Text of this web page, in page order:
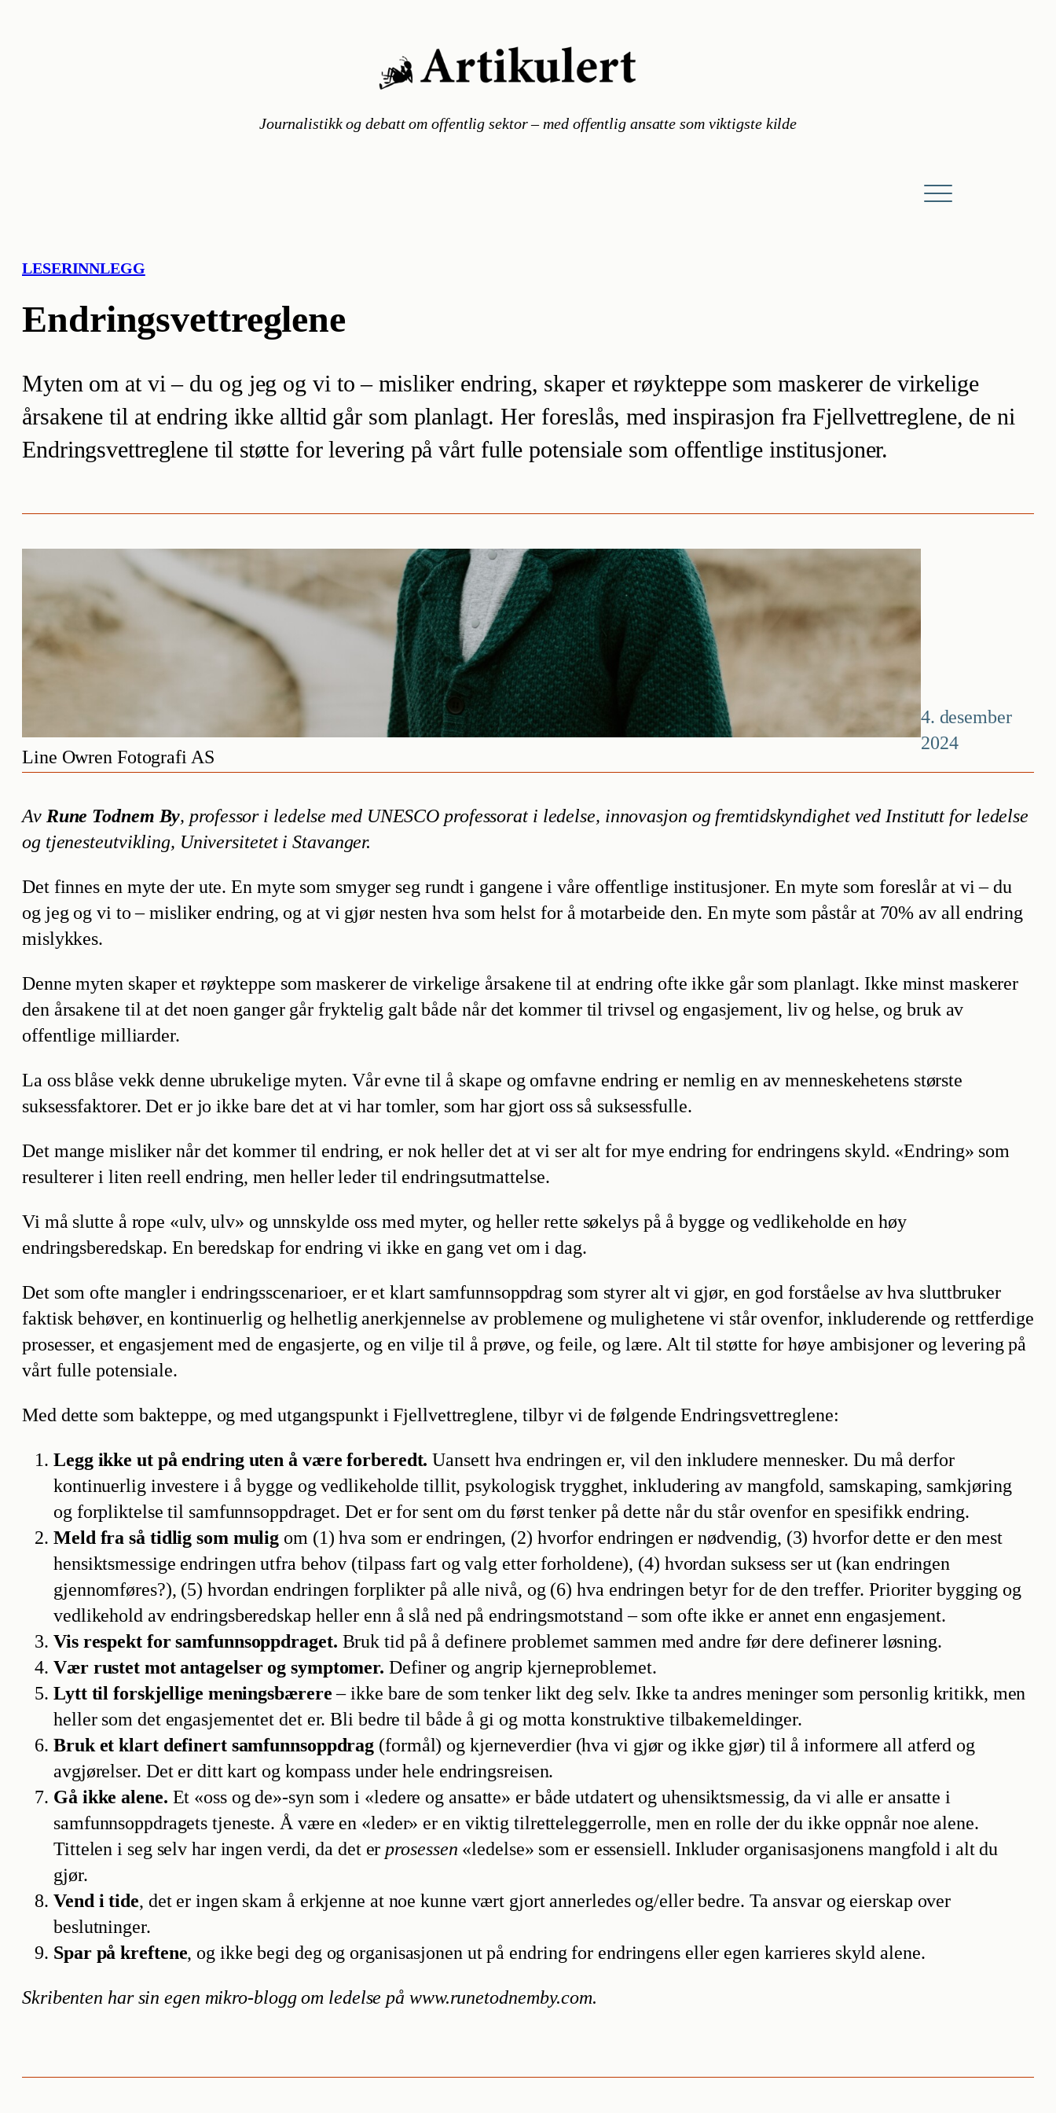
Journalistikk og debatt om offentlig sektor – med offentlig ansatte som viktigste kilde
LESERINNLEGG
Endringsvettreglene
Myten om at vi – du og jeg og vi to – misliker endring, skaper et røykteppe som maskerer de virkelige
årsakene til at endring ikke alltid går som planlagt. Her foreslås, med inspirasjon fra Fjellvettreglene, de ni
Endringsvettreglene til støtte for levering på vårt fulle potensiale som offentlige institusjoner.
Line Owren Fotografi AS
4. desember
2024
Av Rune Todnem By, professor i ledelse med UNESCO professorat i ledelse, innovasjon og fremtidskyndighet ved Institutt for ledelse
og tjenesteutvikling, Universitetet i Stavanger.
Det finnes en myte der ute. En myte som smyger seg rundt i gangene i våre offentlige institusjoner. En myte som foreslår at vi – du
og jeg og vi to – misliker endring, og at vi gjør nesten hva som helst for å motarbeide den. En myte som påstår at 70% av all endring
mislykkes.
Denne myten skaper et røykteppe som maskerer de virkelige årsakene til at endring ofte ikke går som planlagt. Ikke minst maskerer
den årsakene til at det noen ganger går fryktelig galt både når det kommer til trivsel og engasjement, liv og helse, og bruk av
offentlige milliarder.
La oss blåse vekk denne ubrukelige myten. Vår evne til å skape og omfavne endring er nemlig en av menneskehetens største
suksessfaktorer. Det er jo ikke bare det at vi har tomler, som har gjort oss så suksessfulle.
Det mange misliker når det kommer til endring, er nok heller det at vi ser alt for mye endring for endringens skyld. «Endring» som
resulterer i liten reell endring, men heller leder til endringsutmattelse.
Vi må slutte å rope «ulv, ulv» og unnskylde oss med myter, og heller rette søkelys på å bygge og vedlikeholde en høy
endringsberedskap. En beredskap for endring vi ikke en gang vet om i dag.
Det som ofte mangler i endringsscenarioer, er et klart samfunnsoppdrag som styrer alt vi gjør, en god forståelse av hva sluttbruker
faktisk behøver, en kontinuerlig og helhetlig anerkjennelse av problemene og mulighetene vi står ovenfor, inkluderende og rettferdige
prosesser, et engasjement med de engasjerte, og en vilje til å prøve, og feile, og lære. Alt til støtte for høye ambisjoner og levering på
vårt fulle potensiale.
Med dette som bakteppe, og med utgangspunkt i Fjellvettreglene, tilbyr vi de følgende Endringsvettreglene:
Legg ikke ut på endring uten å være forberedt. Uansett hva endringen er, vil den inkludere mennesker. Du må derfor
kontinuerlig investere i å bygge og vedlikeholde tillit, psykologisk trygghet, inkludering av mangfold, samskaping, samkjøring
og forpliktelse til samfunnsoppdraget. Det er for sent om du først tenker på dette når du står ovenfor en spesifikk endring.
Meld fra så tidlig som mulig om (1) hva som er endringen, (2) hvorfor endringen er nødvendig, (3) hvorfor dette er den mest
hensiktsmessige endringen utfra behov (tilpass fart og valg etter forholdene), (4) hvordan suksess ser ut (kan endringen
gjennomføres?), (5) hvordan endringen forplikter på alle nivå, og (6) hva endringen betyr for de den treffer. Prioriter bygging og
vedlikehold av endringsberedskap heller enn å slå ned på endringsmotstand – som ofte ikke er annet enn engasjement.
Vis respekt for samfunnsoppdraget. Bruk tid på å definere problemet sammen med andre før dere definerer løsning.
Vær rustet mot antagelser og symptomer. Definer og angrip kjerneproblemet.
Lytt til forskjellige meningsbærere– ikke bare de som tenker likt deg selv. Ikke ta andres meninger som personlig kritikk, men
heller som det engasjementet det er. Bli bedre til både å gi og motta konstruktive tilbakemeldinger.
Bruk et klart definert samfunnsoppdrag (formål) og kjerneverdier (hva vi gjør og ikke gjør) til å informere all atferd og
avgjørelser. Det er ditt kart og kompass under hele endringsreisen.
Gå ikke alene. Et «oss og de»-syn som i «ledere og ansatte» er både utdatert og uhensiktsmessig, da vi alle er ansatte i
samfunnsoppdragets tjeneste. Å være en «leder» er en viktig tilretteleggerrolle, men en rolle der du ikke oppnår noe alene.
Tittelen i seg selv har ingen verdi, da det er prosessen «ledelse» som er essensiell. Inkluder organisasjonens mangfold i alt du
gjør.
Vend i tide, det er ingen skam å erkjenne at noe kunne vært gjort annerledes og/eller bedre. Ta ansvar og eierskap over
beslutninger.
Spar på kreftene, og ikke begi deg og organisasjonen ut på endring for endringens eller egen karrieres skyld alene.
Skribenten har sin egen mikro-blogg om ledelse på www.runetodnemby.com.